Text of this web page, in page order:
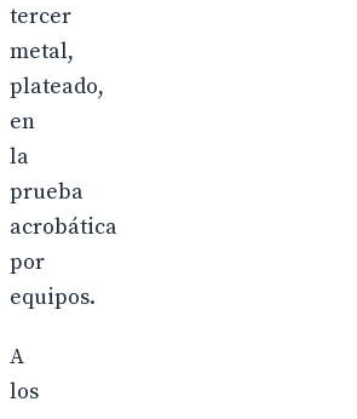
tercer
metal,
plateado,
en
la
prueba
acrobática
por
equipos.
A
los